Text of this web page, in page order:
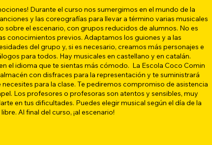
Durante el curso nos sumergimos en el mundo de la
y las coreografías para llevar a término varias musicales
sobre el escenario, con grupos reducidos de alumnos. No es
conocimientos previos. Adaptamos los guiones y a las
del grupo y, si es necesario, creamos más personajes e
para todos. Hay musicales en castellano y en catalán.
el idioma que te sientas más cómodo. La Escola Coco Comin
con disfraces para la representación y te suministrará
para la clase. Te pediremos compromiso de asistencia
Los profesores o profesoras son atentos y sensibles, muy
en tus dificultades. Puedes elegir musical según el día de la
Al final del curso, ¡al escenario!